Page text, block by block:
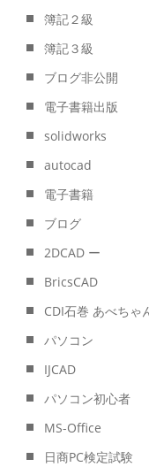
簿記２級
簿記３級
ブログ非公開
電子書籍出版
solidworks
autocad
電子書籍
ブログ
2DCAD ー
BricsCAD
CDI石巻 あべち
パソコン
IJCAD
パソコン初心者
MS-Office
日商PC検定試験